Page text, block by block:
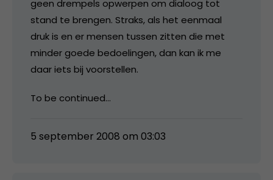
geen drempels opwerpen om dialoog tot
stand te brengen. Straks, als het eenmaal
druk is en er mensen tussen zitten die met
minder goede bedoelingen, dan kan ik me
daar iets bij voorstellen.
To be continued…
5 september 2008 om 03:03